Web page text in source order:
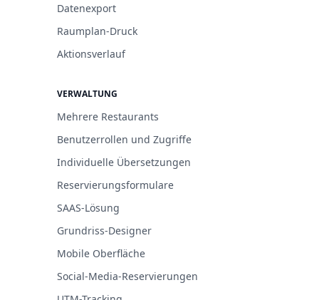
Datenexport
Raumplan-Druck
Aktionsverlauf
VERWALTUNG
Mehrere Restaurants
Benutzerrollen und Zugriffe
Individuelle Übersetzungen
Reservierungsformulare
SAAS-Lösung
Grundriss-Designer
Mobile Oberfläche
Social-Media-Reservierungen